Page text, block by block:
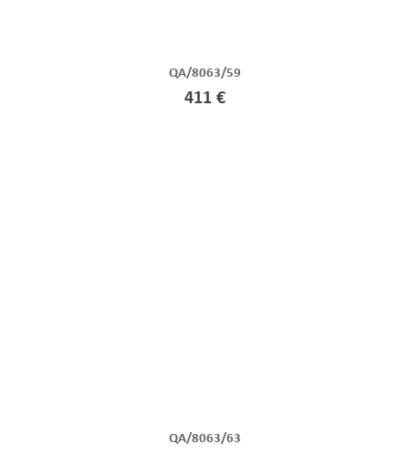
QA/8063/59
411 €
QA/8063/63